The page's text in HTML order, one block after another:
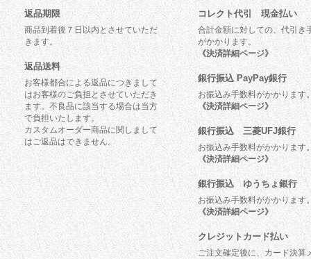
返品期限
商品到着後７日以内とさせていただ
きます。
返品送料
お客様都合による返品につきまして
はお客様のご負担とさせていただき
ます。不良品に該当する場合は当方
で負担いたします。
カスタムオーダー商品に関しまして
はご返品はできません。
コレクト代引 現金払い
合計金額に対しての、代引き
がかかります。
《決済詳細ページ》
銀行振込 PayPay銀行
お振込み手数料がかかります
《決済詳細ページ》
銀行振込 三菱UFJ銀行
お振込み手数料がかかります
《決済詳細ページ》
銀行振込 ゆうちょ銀行
お振込み手数料がかかります
《決済詳細ページ》
クレジットカード払い
ご注文確定後に、カード決算